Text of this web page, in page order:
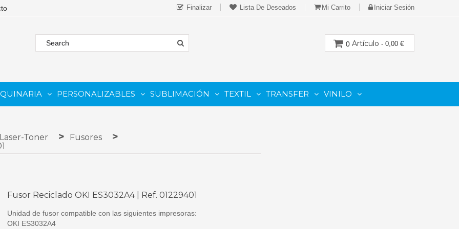
Finalizar Lista De Deseados Mi Carrito Iniciar Sesión
Artículo - 0,00 €
0
PERSONALIZABLES SUBLIMACIÓN TEXTIL TRANSFER VINILO
Toner
Fusores
Fusor Reciclado OKI ES3032A4 | Ref. 01229401
Unidad de fusor compatible con las siguientes impresoras:
OKI ES3032A4